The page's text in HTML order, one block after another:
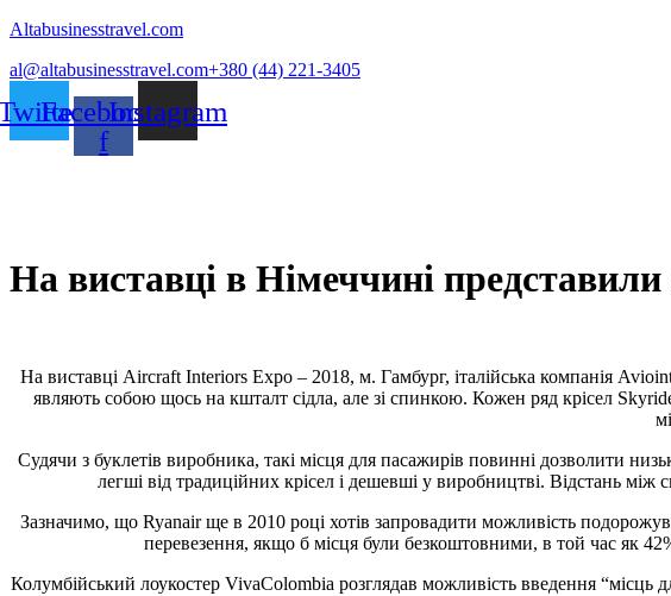
Altabusinesstravel.com
al@altabusinesstravel.com+380 (44) 221-3405
Facebook-
f
Instagram
На виставці в Німеччині представили
На виставці Aircraft Interiors Expo – 2018, м. Гамбург, італійська компанія
являють собою щось на кшталт сідла, але зі спинкою. Кожен ряд крісел
Судячи з буклетів виробника, такі місця для пасажирів повинні дозволити
легші від традиційних крісел і дешевші у виробництві. Відстань
Зазначимо, що Ryanair ще в 2010 році хотів запровадити можливість
перевезення, якщо б місця були безкоштовними, в той час як
Колумбійський лоукостер VivaColombia розглядав можливість введення